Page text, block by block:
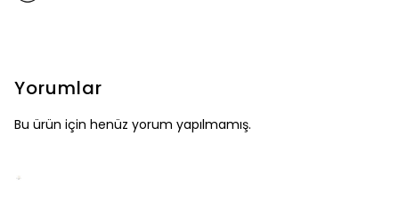
Yorumlar
Bu ürün için henüz yorum yapılmamış.